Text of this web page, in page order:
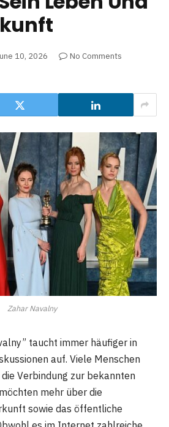
10, 2026
No Comments
Zahar Navalny
taucht immer häufiger in
auf. Viele Menschen
Verbindung zur bekannten
mehr über die
sowie das öffentliche